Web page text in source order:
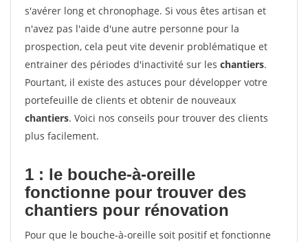
s'avérer long et chronophage. Si vous êtes artisan et
n'avez pas l'aide d'une autre personne pour la
prospection, cela peut vite devenir problématique et
entrainer des périodes d'inactivité sur les chantiers.
Pourtant, il existe des astuces pour développer votre
portefeuille de clients et obtenir de nouveaux
chantiers. Voici nos conseils pour trouver des clients
plus facilement.
1 : le bouche-à-oreille
fonctionne pour trouver des
chantiers pour rénovation
Pour que le bouche-à-oreille soit positif et fonctionne